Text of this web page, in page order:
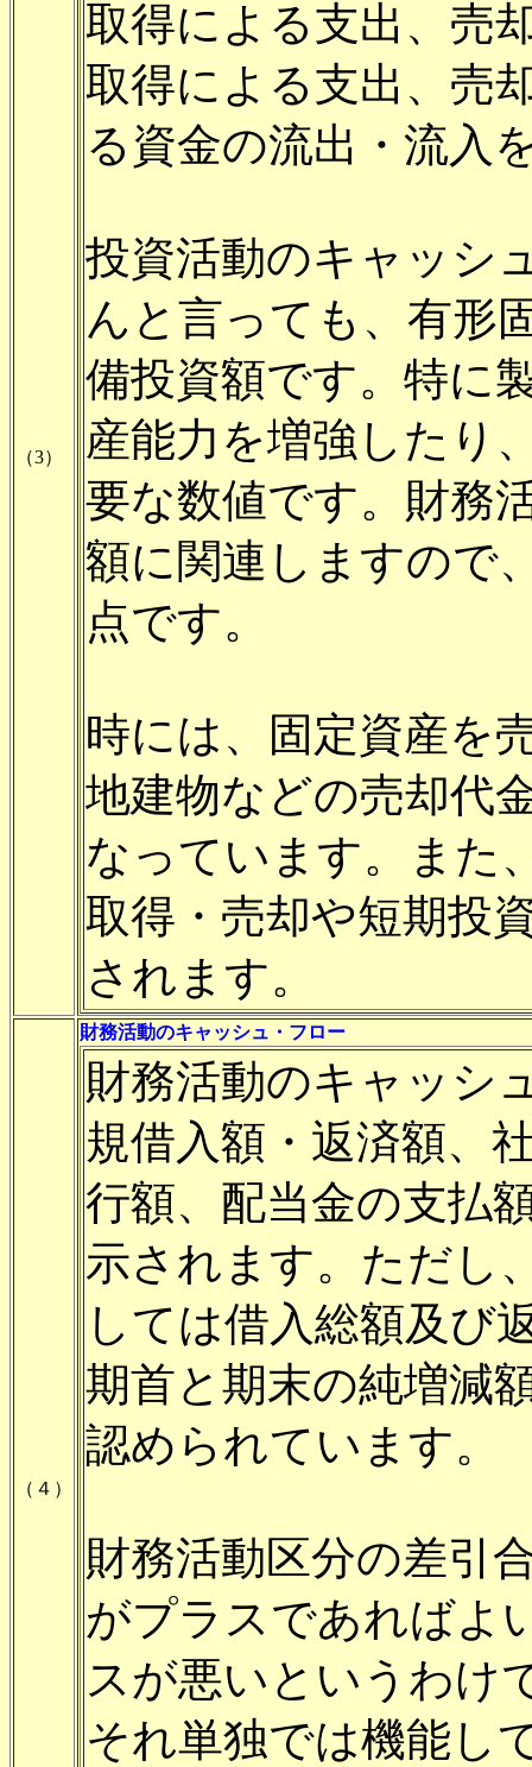
（3）
取得による支出、売
取得による支出、売
る資金の流出・流入
投資活動のキャッシ
んと言っても、有形
備投資額です。特に
産能力を増強したり
要な数値です。財務
額に関連しますので
点です。
時には、固定資産を
地建物などの売却代
なっています。また
取得・売却や短期投
されます。
（４）
財務活動のキャッシュ・フロー
財務活動のキャッシ
規借入額・返済額、
行額、配当金の支払
示されます。ただし
しては借入総額及び
期首と期末の純増減
認められています。
財務活動区分の差引
がプラスであればよ
スが悪いというわけ
それ単独では機能し